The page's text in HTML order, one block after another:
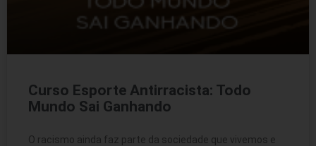
Curso Esporte Antirracista: Todo
Mundo Sai Ganhando
O racismo ainda faz parte da sociedade que vivemos e